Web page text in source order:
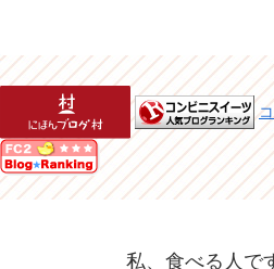
私、食べる人で